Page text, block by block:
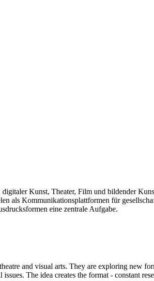
Kunst, Theater, Film und bildender
als Kommunikationsplattformen für
eine zentrale Aufgabe.
and visual arts. They are exploring new
The idea creates the format - constant